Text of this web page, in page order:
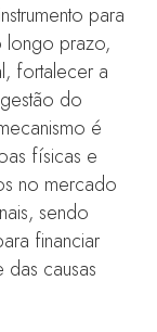
para
longo prazo,
fortalecer a
do
é
físicas e
no mercado
sendo
financiar
causas